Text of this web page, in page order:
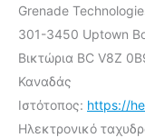
Grenade
301-3450 Uptown
Βικτώρια BC V8Z
Καναδάς
Ιστότοπος: https://
Ηλεκτρονικό